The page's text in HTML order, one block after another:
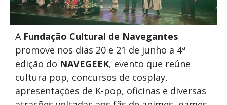
A Fundação Cultural de Navegantes
promove nos dias 20 e 21 de junho a 4ª
edição do NAVEGEEK, evento que reúne
cultura pop, concursos de cosplay,
apresentações de K-pop, oficinas e diversas